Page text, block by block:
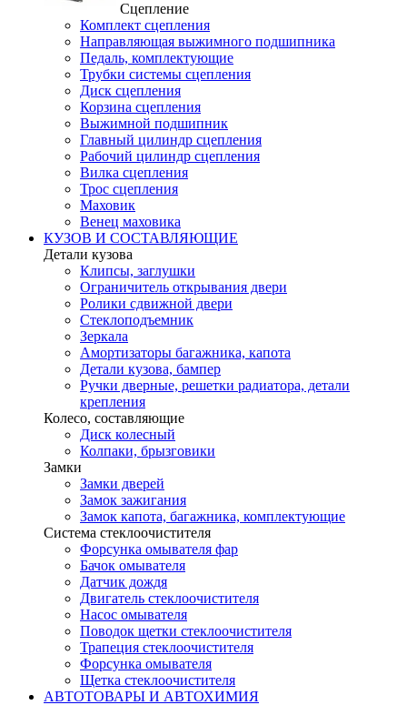
Сцепление
Комплект сцепления
Направляющая выжимного подшипника
Педаль, комплектующие
Трубки системы сцепления
Диск сцепления
Корзина сцепления
Выжимной подшипник
Главный цилиндр сцепления
Рабочий цилиндр сцепления
Вилка сцепления
Трос сцепления
Маховик
Венец маховика
КУЗОВ И СОСТАВЛЯЮЩИЕ
Детали кузова
Клипсы, заглушки
Ограничитель открывания двери
Ролики сдвижной двери
Стеклоподъемник
Зеркала
Амортизаторы багажника, капота
Детали кузова, бампер
Ручки дверные, решетки радиатора, детали
крепления
Колесо, составляющие
Диск колесный
Колпаки, брызговики
Замки
Замки дверей
Замок зажигания
Замок капота, багажника, комплектующие
Система стеклоочистителя
Форсунка омывателя фар
Бачок омывателя
Датчик дождя
Двигатель стеклоочистителя
Насос омывателя
Поводок щетки стеклоочистителя
Трапеция стеклоочистителя
Форсунка омывателя
Щетка стеклоочистителя
АВТОТОВАРЫ И АВТОХИМИЯ